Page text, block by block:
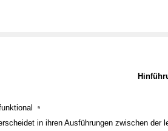
9
in ihren Ausführungen zwischen der